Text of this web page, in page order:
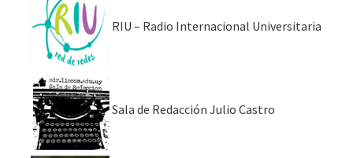
RIU – Radio Internacional Universitaria
Sala de Redacción Julio Castro